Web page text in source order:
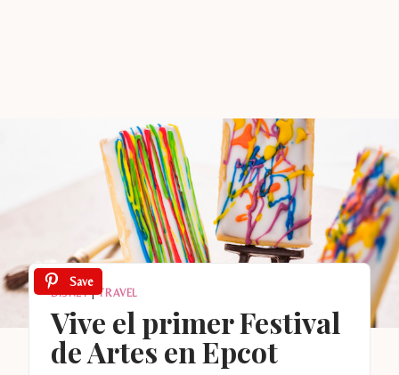
DISNEY|TRAVEL
Vive el primer Festival
de Artes en Epcot
Save